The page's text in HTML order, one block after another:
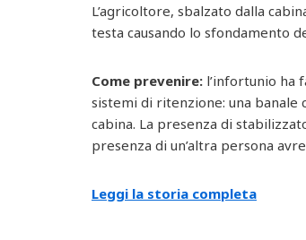
L’agricoltore, sbalzato dalla
testa causando lo sfondamento
Come prevenire: l’infortunio ha
sistemi di ritenzione: una banale
cabina. La presenza di
presenza di un’altra persona
Leggi la storia completa